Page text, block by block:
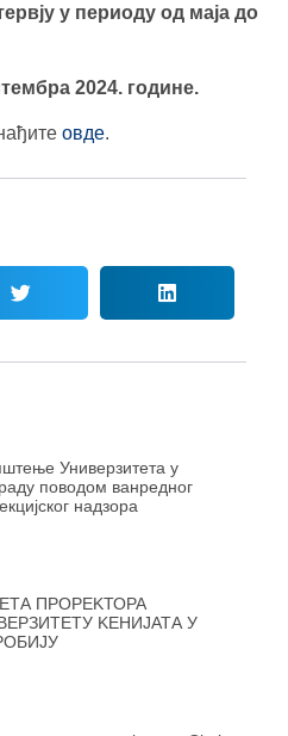
у периоду од маја до
2024. године.
овде.
Универзитета у
поводом ванредног
надзора
ПРОРЕKТОРА
KЕНИЈАТА У